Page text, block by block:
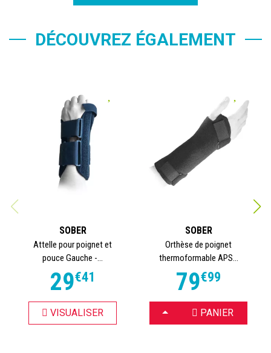
DÉCOUVREZ ÉGALEMENT
SOBER
Attelle pour poignet et
pouce Gauche -...
29€41
VISUALISER
SOBER
Orthèse de poignet
thermoformable APS...
79€99
CHOISIR PANIER